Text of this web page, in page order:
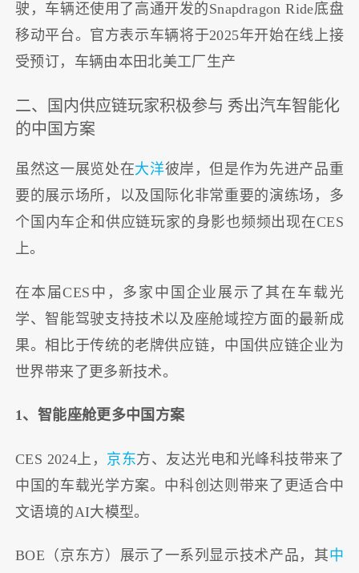
驶，车辆还使用了高通开发的Snapdragon Ride底盘
移动平台。官方表示车辆将于2025年开始在线上接
受预订，车辆由本田北美工厂生产
二、国内供应链玩家积极参与 秀出汽车智能化
的中国方案
虽然这一展览处在大洋彼岸，但是作为先进产品重
要的展示场所，以及国际化非常重要的演练场，多
个国内车企和供应链玩家的身影也频频出现在CES
上。
在本届CES中，多家中国企业展示了其在车载光
学、智能驾驶支持技术以及座舱域控方面的最新成
果。相比于传统的老牌供应链，中国供应链企业为
世界带来了更多新技术。
1、智能座舱更多中国方案
CES 2024上， 京东方、友达光电和光峰科技带来了
中国的车载光学方案。中科创达则带来了更适合中
文语境的AI大模型。
BOE（京东方）展示了一系列显示技术产品，其中